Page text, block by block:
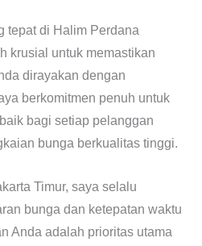
tepat di Halim Perdana
krusial untuk memastikan
dirayakan dengan
berkomitmen penuh untuk
bagi setiap pelanggan
bunga berkualitas tinggi.
Timur, saya selalu
bunga dan ketepatan waktu
Anda adalah prioritas utama